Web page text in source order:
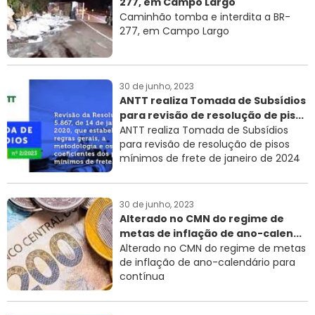
Caminhão tomba e interdita a BR-
277, em Campo Largo
30 de junho, 2023
ANTT realiza Tomada de Subsídios
para revisão de resolução de pis...
ANTT realiza Tomada de Subsídios
para revisão de resolução de pisos
mínimos de frete de janeiro de 2024
30 de junho, 2023
Alterado no CMN do regime de
metas de inflação de ano-calen...
Alterado no CMN do regime de metas
de inflação de ano-calendário para
contínua